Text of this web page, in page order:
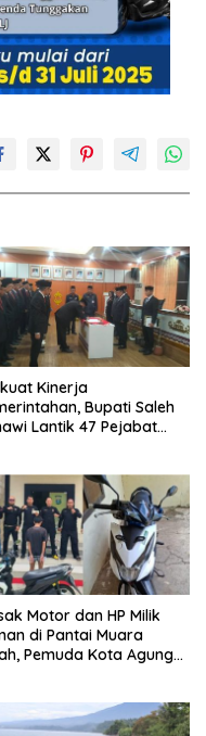
Kinerja
Bupati Saleh
Lantik 47 Pejabat
Motor dan HP Milik
di Pantai Muara
Pemuda Kota Agung